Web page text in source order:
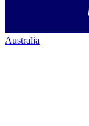
Australia